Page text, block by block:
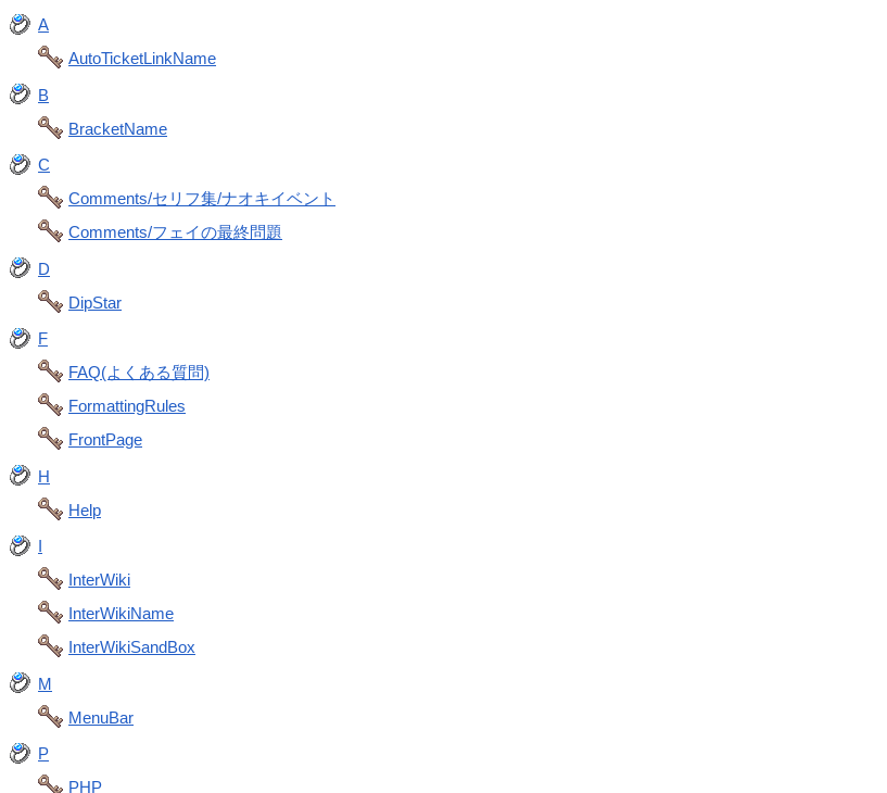
A
AutoTicketLinkName
B
BracketName
C
Comments/セリフ集/ナオキイベント
Comments/フェイの最終問題
D
DipStar
F
FAQ(よくある質問)
FormattingRules
FrontPage
H
Help
I
InterWiki
InterWikiName
InterWikiSandBox
M
MenuBar
P
PHP